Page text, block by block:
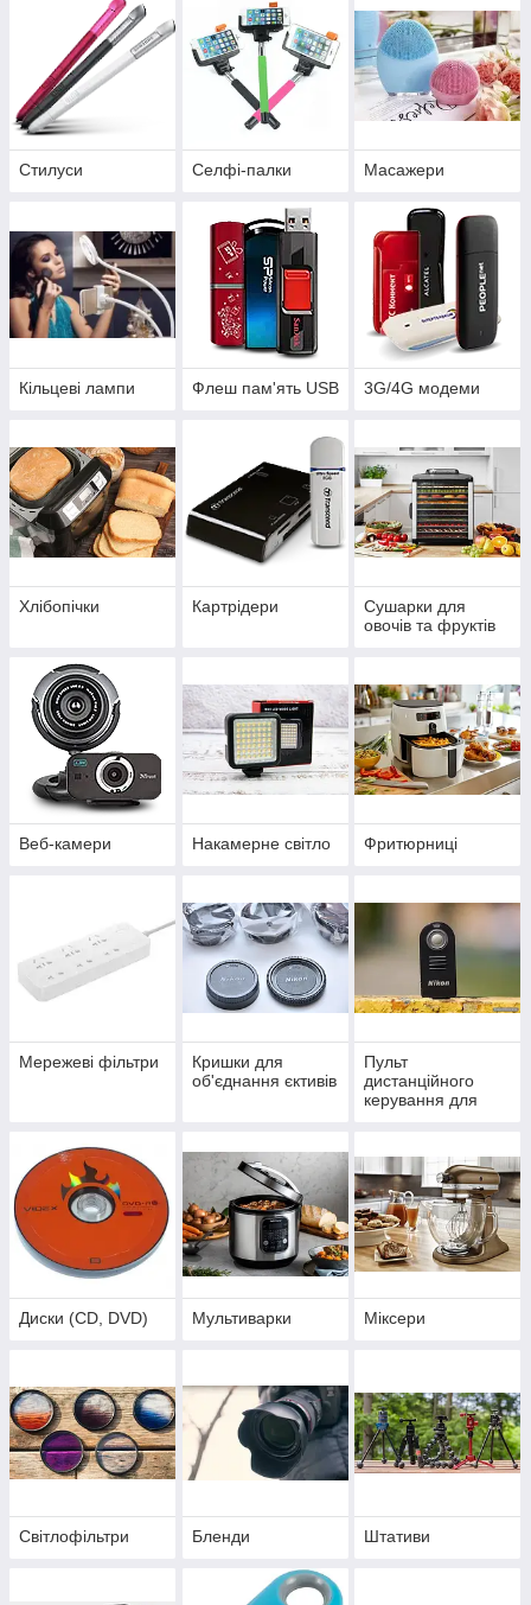
Стилуси Селфі-палки Масажери
Кільцеві лампи Флеш пам'ять USB 3G/4G модеми
Хлібопічки Картрідери
Сушарки для
овочів та фруктів
Веб-камери Накамерне світло Фритюрниці
Мережеві фільтри
Кришки для
об'єднання єктивів
Пульт
дистанційного
керування для
Диски (CD, DVD) Мультиварки Міксери
Світлофільтри Бленди Штативи